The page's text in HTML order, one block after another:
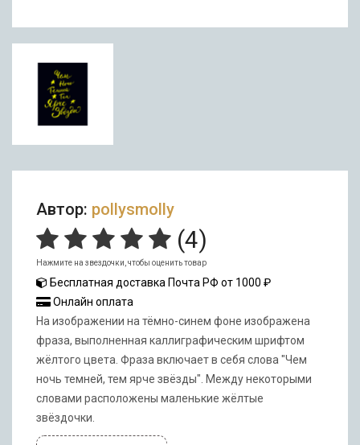
Автор: pollysmolly
(4)
Нажмите на звездочки, чтобы оценить товар
Бесплатная доставка Почта РФ от 1000 ₽
Онлайн оплата
На изображении на тёмно-синем фоне изображена
фраза, выполненная каллиграфическим шрифтом
жёлтого цвета. Фраза включает в себя слова "Чем
ночь темней, тем ярче звёзды". Между некоторыми
словами расположены маленькие жёлтые
звёздочки.